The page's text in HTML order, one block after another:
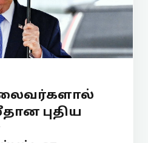
புதிய